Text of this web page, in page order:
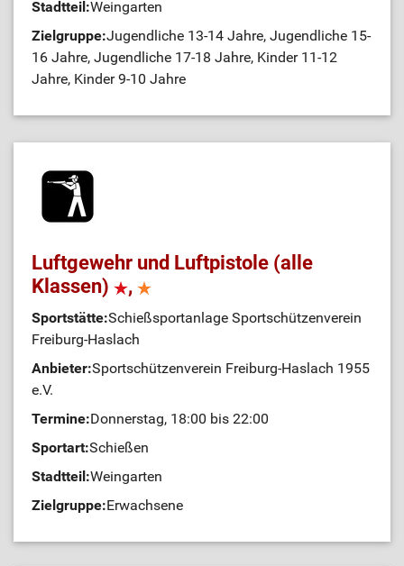
Stadtteil:Weingarten
Zielgruppe:Jugendliche 13-14 Jahre, Jugendliche 15-
16 Jahre, Jugendliche 17-18 Jahre, Kinder 11-12
Jahre, Kinder 9-10 Jahre
Luftgewehr und Luftpistole (alle
Klassen)
,
Sportstätte:Schießsportanlage Sportschützenverein
Freiburg-Haslach
Anbieter:Sportschützenverein Freiburg-Haslach 1955
e.V.
Termine:Donnerstag, 18:00 bis 22:00
Sportart:Schießen
Stadtteil:Weingarten
Zielgruppe:Erwachsene